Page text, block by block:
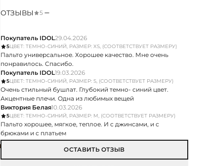
ОТЗЫВЫ 5
Покупатель IDOL29.04.2026
5ЦВЕТ: ТЕМНО-СИНИЙ, РАЗМЕР: XS, (СООТВЕТСТВУЕТ РАЗМЕРУ)
Пальто универсальное. Хорошее качество. Мне очень
понравилось. Спасибо.
Покупатель IDOL19.03.2026
5ЦВЕТ: ТЕМНО-СИНИЙ, РАЗМЕР: S, (СООТВЕТСТВУЕТ РАЗМЕРУ)
Очень стильный бушлат. Глубокий темно- синий цвет.
Акцентные плечи. Одна из любимых вещей
Виктория Белая10.03.2026
5ЦВЕТ: ТЕМНО-СИНИЙ, РАЗМЕР: M, (СООТВЕТСТВУЕТ РАЗМЕРУ)
Пальто хорошее, мягкое, теплое. И с джинсами, и с
брюками и с платьем
ОСТАВИТЬ ОТЗЫВ